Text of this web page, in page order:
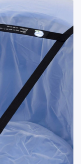
2-pers.
huren